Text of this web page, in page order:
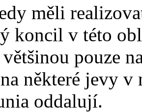
měli
koncil v této
pouze
některé jevy
oddalují.